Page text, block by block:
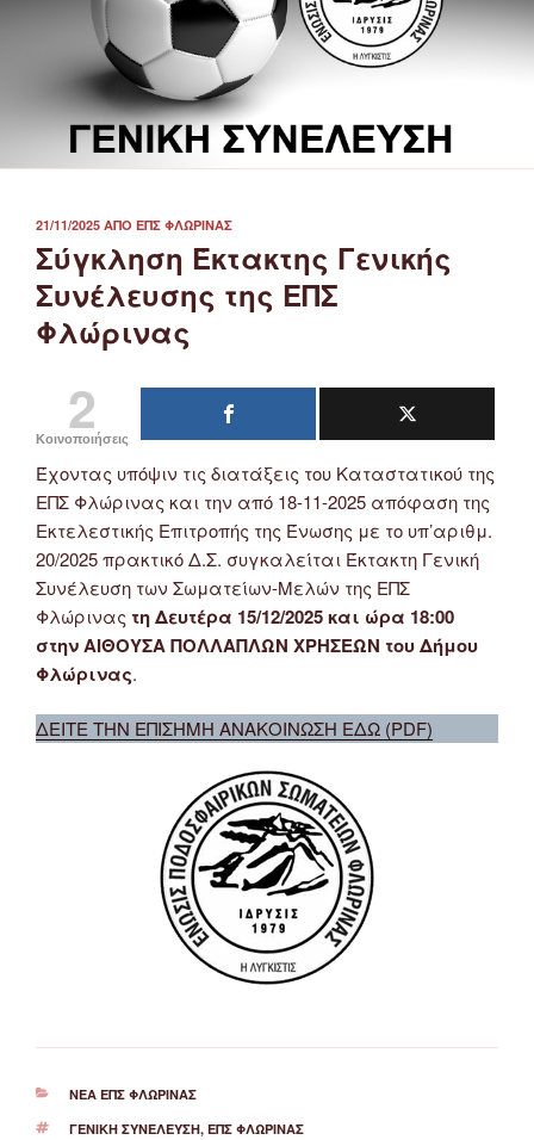
ΔΗΜΟΣΙΕΎΤΗΚΕ
ΣΤΙΣ
21/11/2025 ΑΠΌ ΕΠΣ ΦΛΏΡΙΝΑΣ
Σύγκληση Έκτακτης Γενικής
Συνέλευσης της ΕΠΣ
Φλώρινας
2
Κοινοποιήσεις
Έχοντας υπόψιν τις διατάξεις του Καταστατικού της
ΕΠΣ Φλώρινας και την από 18-11-2025 απόφαση της
Εκτελεστικής Επιτροπής της Ένωσης με το υπ’αριθμ.
20/2025 πρακτικό Δ.Σ. συγκαλείται Έκτακτη Γενική
Συνέλευση των Σωματείων-Μελών της ΕΠΣ
Φλώρινας τη Δευτέρα 15/12/2025 και ώρα 18:00
στην ΑΙΘΟΥΣΑ ΠΟΛΛΑΠΛΩΝ ΧΡΗΣΕΩΝ του Δήμου
Φλώρινας.
ΔΕΙΤΕ ΤΗΝ ΕΠΙΣΗΜΗ ΑΝΑΚΟΙΝΩΣΗ ΕΔΩ (PDF)
ΚΑΤΗΓΟΡΊΕΣ
ΝΈΑ ΕΠΣ ΦΛΏΡΙΝΑΣ
ΕΤΙΚΈΤΕΣ
ΓΕΝΙΚΉ ΣΥΝΈΛΕΥΣΗ, ΕΠΣ ΦΛΏΡΙΝΑΣ